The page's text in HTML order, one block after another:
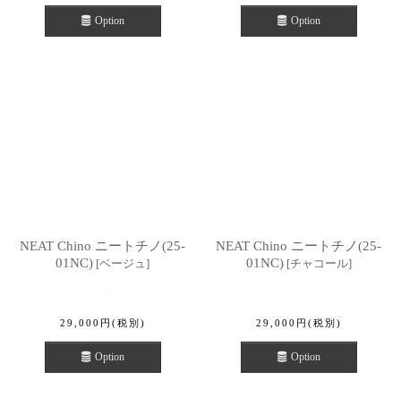
Option Option
NEAT Chino ニートチノ(25-
01NC) [ベージュ ]
29,000 円 (税別)
Option
NEAT Chino ニートチノ(25-
01NC) [チャコール]
29,000 円 (税別)
Option